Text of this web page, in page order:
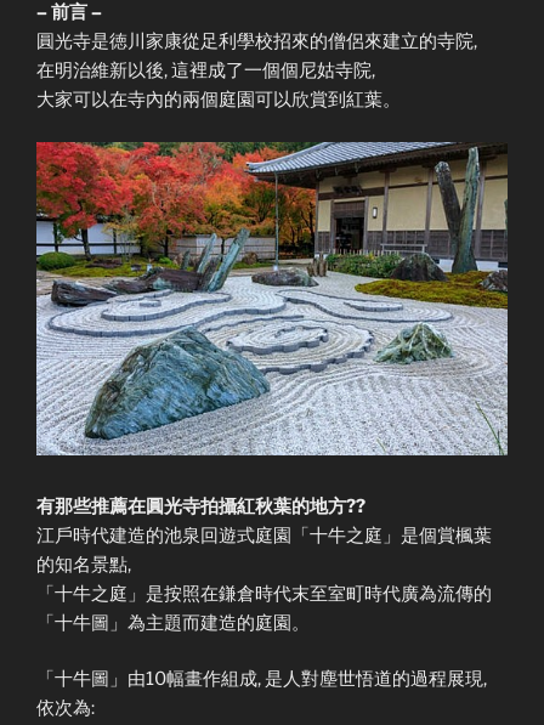
– 前言 –
圓光寺是徳川家康從足利學校招來的僧侶來建立的寺院,
在明治維新以後, 這裡成了一個個尼姑寺院,
大家可以在寺內的兩個庭園可以欣賞到紅葉。
有那些推薦在圓光寺拍攝紅秋葉的地方??
江戶時代建造的池泉回遊式庭園「十牛之庭」是個賞楓葉
的知名景點,
「十牛之庭」是按照在鎌倉時代末至室町時代廣為流傳的
「十牛圖」為主題而建造的庭園。
「十牛圖」由10幅畫作組成, 是人對塵世悟道的過程展現,
依次為: